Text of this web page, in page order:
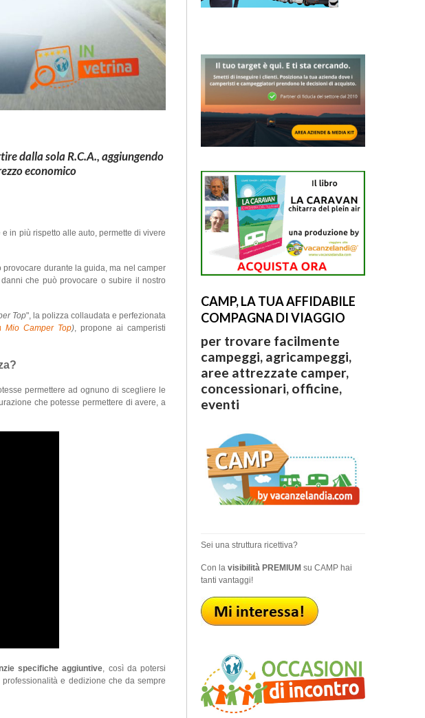
dalla sola R.C.A., aggiungendo
economico
in più rispetto alle auto, permette di vivere
durante la guida, ma nel camper
che può provocare o subire il nostro
Top", la polizza collaudata e perfezionata
Mio Camper Top), propone ai camperisti
permettere ad ognuno di scegliere le
che potesse permettere di avere, a
specifiche aggiuntive, così da potersi
e dedizione che da sempre
CAMP, LA TUA AFFIDABILE
COMPAGNA DI VIAGGIO
per trovare facilmente
campeggi, agricampeggi,
aree attrezzate camper,
concessionari, officine,
eventi
Sei una struttura ricettiva?
Con la visibilità PREMIUMsu CAMP hai
tanti vantaggi!